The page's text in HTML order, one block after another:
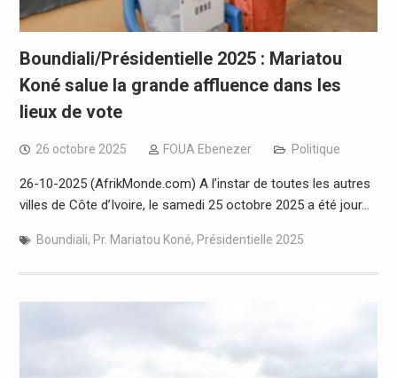
Boundiali/Présidentielle 2025 : Mariatou
Koné salue la grande affluence dans les
lieux de vote
26 octobre 2025 FOUA Ebenezer Politique
26-10-2025 (AfrikMonde.com) A l’instar de toutes les autres
villes de Côte d’Ivoire, le samedi 25 octobre 2025 a été jour…
Boundiali, Pr. Mariatou Koné, Présidentielle 2025